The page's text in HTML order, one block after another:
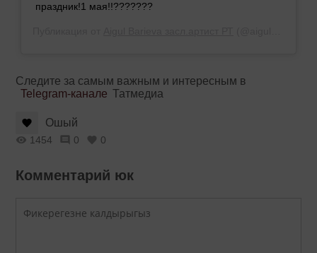
праздник!1 мая!!???????
Следите за самым важным и интересным в
Telegram-канале Татмедиа
Ошый
1454 0 0
Комментарий юк